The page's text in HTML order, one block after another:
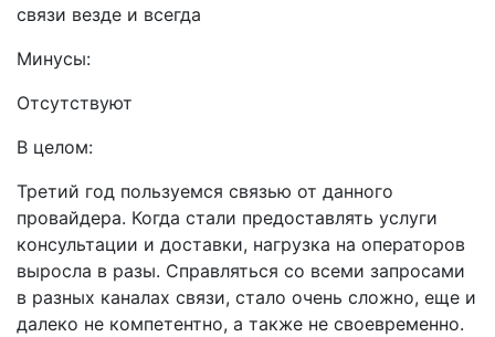
связи везде и всегда
Минусы:
Отсутствуют
В целом:
Третий год пользуемся связью от данного
провайдера. Когда стали предоставлять услуги
консультации и доставки, нагрузка на операторов
выросла в разы. Справляться со всеми запросами
в разных каналах связи, стало очень сложно, еще и
далеко не компетентно, а также не своевременно.